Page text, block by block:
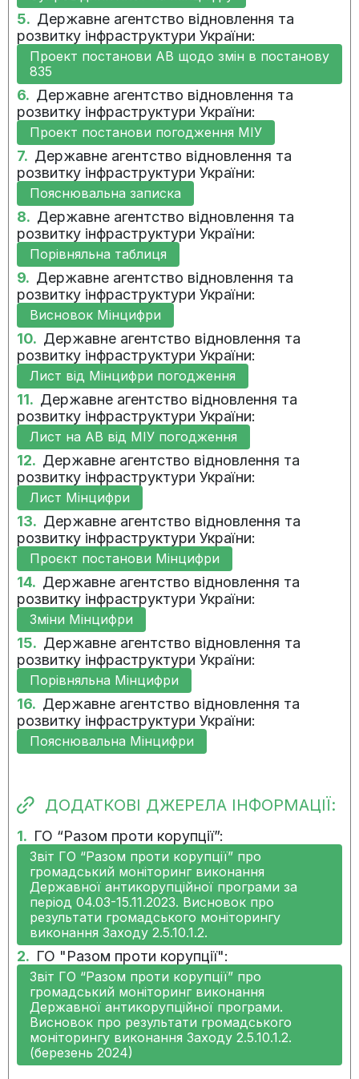
30.04.2024: Захід виконано невчасно та
частково
05.02.2024: Захід виконано невчасно та
частково
06.11.2023:
Захід виконано невчасно та
частково
15.08.2023: Захід виконано вчасно, але
частково
5. Державне агентство відновлення та
розвитку інфраструктури України:
Проект постанови АВ щодо змін в постанову
835
6. Державне агентство відновлення та
розвитку інфраструктури України:
Проект постанови погодження МІУ
7. Державне агентство відновлення та
розвитку інфраструктури України:
Пояснювальна записка
8. Державне агентство відновлення та
розвитку інфраструктури України:
Порівняльна таблиця
9. Державне агентство відновлення та
розвитку інфраструктури України:
Висновок Мінцифри
10. Державне агентство відновлення та
розвитку інфраструктури України:
Лист від Мінцифри погодження
11. Державне агентство відновлення та
розвитку інфраструктури України:
Лист на АВ від МІУ погодження
12. Державне агентство відновлення та
розвитку інфраструктури України:
Лист Мінцифри
13. Державне агентство відновлення та
розвитку інфраструктури України:
Проєкт постанови Мінцифри
14. Державне агентство відновлення та
розвитку інфраструктури України:
Зміни Мінцифри
15. Державне агентство відновлення та
розвитку інфраструктури України:
Порівняльна Мінцифри
16. Державне агентство відновлення та
розвитку інфраструктури України:
Пояснювальна Мінцифри
ДОДАТКОВІ ДЖЕРЕЛА ІНФОРМАЦІЇ:
1. ГО “Разом проти корупції”:
Звіт ГО “Разом проти корупції” про
громадський моніторинг виконання
Державної антикорупційної програми за
період 04.03-15.11.2023. Висновок про
результати громадського моніторингу
виконання Заходу 2.5.10.1.2.
2. ГО "Разом проти корупції":
Звіт ГО “Разом проти корупції” про
громадський моніторинг виконання
Державної антикорупційної програми.
Висновок про результати громадського
моніторингу виконання Заходу 2.5.10.1.2.
(березень 2024)